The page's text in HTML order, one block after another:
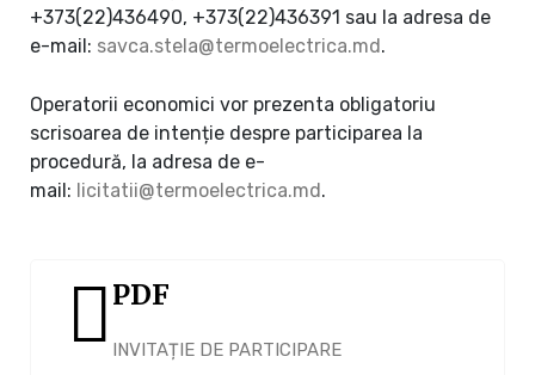
+373(22)436490, +373(22)436391 sau la adresa de
e-mail: savca.stela@termoelectrica.md.
Operatorii economici vor prezenta obligatoriu
scrisoarea de intenție despre participarea la
procedură, la adresa de e-
mail: licitatii@termoelectrica.md.
PDF
INVITAȚIE DE PARTICIPARE